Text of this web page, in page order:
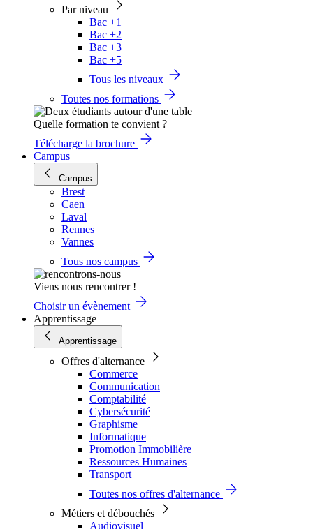
Par niveau
Bac +1
Bac +2
Bac +3
Bac +5
Tous les niveaux
Toutes nos formations
Quelle formation te convient ?
Télécharge la brochure
Campus
Campus
Brest
Caen
Laval
Rennes
Vannes
Tous nos campus
Viens nous rencontrer !
Choisir un évènement
Apprentissage
Apprentissage
Offres d'alternance
Commerce
Communication
Comptabilité
Cybersécurité
Graphisme
Informatique
Promotion Immobilière
Ressources Humaines
Transport
Toutes nos offres d'alternance
Métiers et débouchés
Audiovisuel